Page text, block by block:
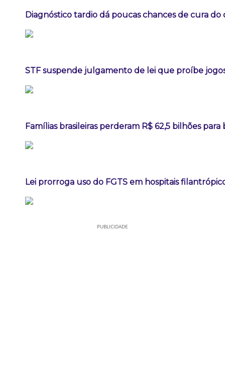
Diagnóstico tardio dá poucas chances de cura
STF suspende julgamento de lei que proíbe
Famílias brasileiras perderam R$ 62,5 bilhões
Lei prorroga uso do FGTS em hospitais
PUBLICIDADE